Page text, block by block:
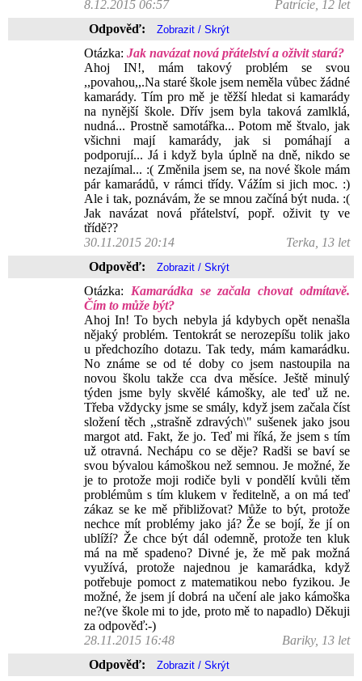
8.12.2015 06:57
Patrície, 12 let
Odpověď:
Otázka: Jak navázat nová přátelství a oživit stará?
Ahoj IN!, mám takový problém se svou
,,povahou,,.Na staré škole jsem neměla vůbec žádné
kamarády. Tím pro mě je těžší hledat si kamarády
na nynější škole. Dřív jsem byla taková zamlklá,
nudná... Prostně samotářka... Potom mě štvalo, jak
všichni mají kamarády, jak si pomáhají a
podporují... Já i když byla úplně na dně, nikdo se
nezajímal... :( Změnila jsem se, na nové škole mám
pár kamarádů, v rámci třídy. Vážím si jich moc. :)
Ale i tak, poznávám, že se mnou začíná být nuda. :(
Jak navázat nová přátelství, popř. oživit ty ve
třídě??
30.11.2015 20:14
Terka, 13 let
Odpověď:
Otázka: Kamarádka se začala chovat odmítavě.
Čím to může být?
Ahoj In! To bych nebyla já kdybych opět nenašla
nějaký problém. Tentokrát se nerozepíšu tolik jako
u předchozího dotazu. Tak tedy, mám kamarádku.
No známe se od té doby co jsem nastoupila na
novou školu takže cca dva měsíce. Ještě minulý
týden jsme byly skvělé kámošky, ale teď už ne.
Třeba vždycky jsme se smály, když jsem začala číst
složení těch ,,strašně zdravých\" sušenek jako jsou
margot atd. Fakt, že jo. Teď mi říká, že jsem s tím
už otravná. Nechápu co se děje? Radši se baví se
svou bývalou kámoškou než semnou. Je možné, že
je to protože moji rodiče byli v pondělí kvůli těm
problémům s tím klukem v ředitelně, a on má teď
zákaz se ke mě přibližovat? Může to být, protože
nechce mít problémy jako já? Že se bojí, že jí on
ublíží? Že chce být dál odemně, protože ten kluk
má na mě spadeno? Divné je, že mě pak možná
využívá, protože najednou je kamarádka, když
potřebuje pomoct z matematikou nebo fyzikou. Je
možné, že jsem jí dobrá na učení ale jako kámoška
ne?(ve škole mi to jde, proto mě to napadlo) Děkuji
za odpověď:-)
28.11.2015 16:48
Bariky, 13 let
Odpověď: